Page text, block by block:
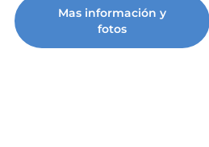
Mas información y
fotos